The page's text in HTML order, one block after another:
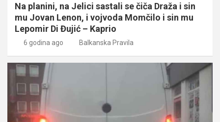
Na planini, na Jelici sastali se čiča Draža i sin
mu Jovan Lenon, i vojvoda Momčilo i sin mu
Lepomir Di Đujić – Kaprio
6 godina ago Balkanska Pravila